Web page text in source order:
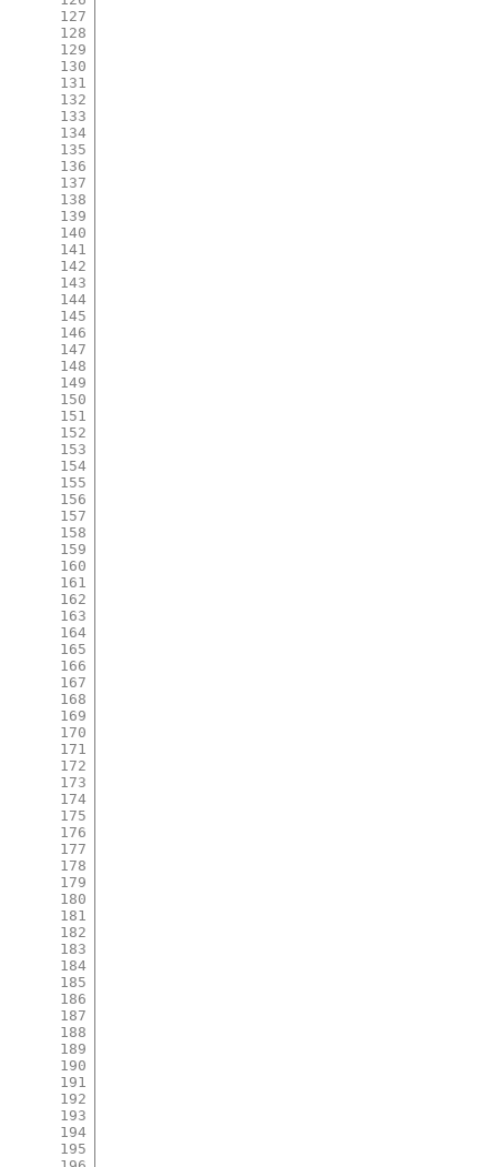
127
128
129
130
131
132
133
134
135
136
137
138
139
140
141
142
143
144
145
146
147
148
149
150
151
152
153
154
155
156
157
158
159
160
161
162
163
164
165
166
167
168
169
170
171
172
173
174
175
176
177
178
179
180
181
182
183
184
185
186
187
188
189
190
191
192
193
194
195